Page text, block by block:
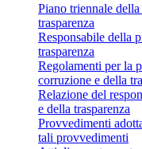
Piano triennale
trasparenza
Responsabile della
trasparenza
Regolamenti per la
corruzione e della
Relazione del
e della trasparenza
Provvedimenti
tali provvedimenti